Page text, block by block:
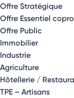
Offre Stratégique
Offre Essentiel
Offre Public
Immobilier
Industrie
Agriculture
Hôtellerie /
TPE – Artisans